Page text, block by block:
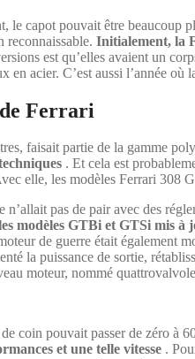
le capot pouvait être
reconnaissable. Initialement, la
est qu’elles avaient un
en acier. C’est aussi l’année
Ferrari
faisait partie de la gamme
. Et cela est
elle, les modèles Ferrari
pas de pair avec des
modèles GTBi et GTSi mis à
de guerre était
la puissance de sortie,
moteur, nommé
coin pouvait passer de zéro à
et une telle vitesse .